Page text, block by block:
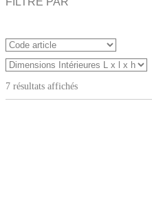
7 résultats affichés